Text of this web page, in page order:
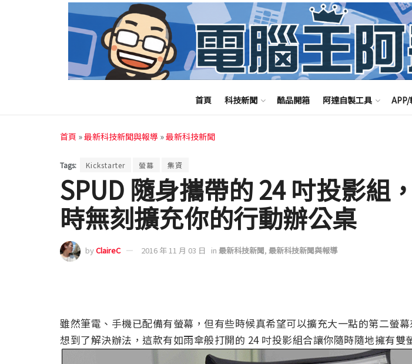
首頁 科技新聞 酷品開箱 阿達自製工具
首頁 »最新科技新聞與報導 »最新科技新聞
Tags: Kickstarter 螢幕 集資
SPUD 隨身攜帶的 24 吋投影組
時無刻擴充你的行動辦公桌
byClaireC 2016 年 11 月 03 日 in 最新科技新聞, 最新科技新聞與報導
雖然筆電、手機已配備有螢幕，但有些時候真希望可以擴充大一點的第二螢
想到了解決辦法，這款有如雨傘般打開的 24 吋投影組合讓你隨時隨地擁有雙